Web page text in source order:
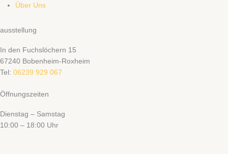
Über Uns
ausstellung
In den Fuchslöchern 15
67240 Bobenheim-Roxheim
Tel: 06239 929 067
Öffnungszeiten
Dienstag – Samstag
10:00 – 18:00 Uhr